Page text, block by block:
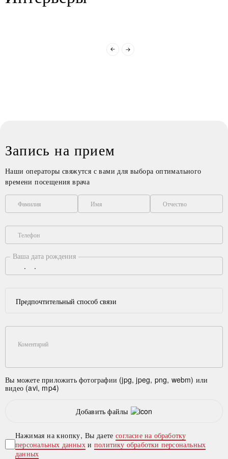
перед процедурой.
Запись на прием
Наши операторы свяжутся с вами для выбора оптимального
времени посещения врача
Фамилия Имя Отчество
Телефон
Ваша дата рождения
Предпочтительный способ связи
Коментарий
Вы можете приложить фотографии (jpg, jpeg, png, webm) или
видео (avi, mp4)
Добавить файлы
Нажимая на кнопку, Вы даетесогласие на обработку
персональных данныхиполитику обработки персональных
данных